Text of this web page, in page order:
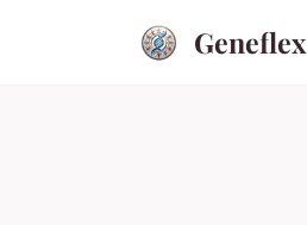
Geneflex